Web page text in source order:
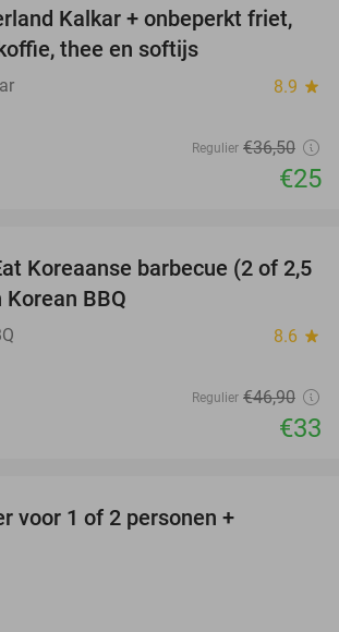
32%
Kalkar + onbeperkt friet,
thee en softijs
8.9 star
Regulier €36,50
€25
30%
Koreaanse barbecue (2 of 2,5
BBQ
8.6 star
Regulier €46,90
€33
voor 1 of 2 personen +